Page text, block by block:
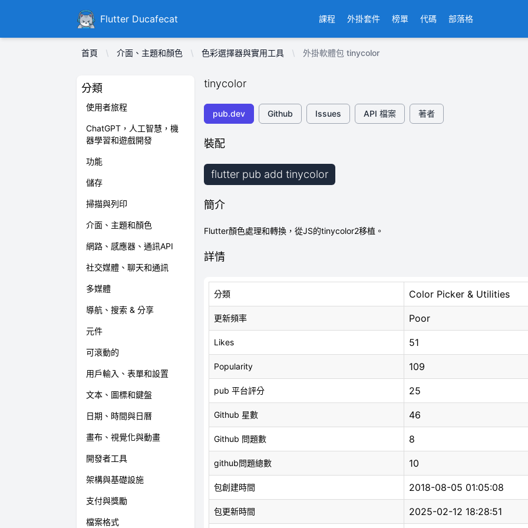
DucafecatFlutter Ducafecat 課程 外掛套件 榜單 代碼 部落格
首頁 介面、主題和顏色 色彩選擇器與實用工具 外掛軟體包 tinycolor
分類
使用者旅程
ChatGPT，人工智慧，機
器學習和遊戲開發
功能
儲存
掃描與列印
介面、主題和顏色
網路、感應器、通訊API
社交媒體、聊天和通訊
多媒體
導航、搜索 & 分享
元件
可滾動的
用戶輸入、表單和設置
文本、圖標和鍵盤
日期、時間與日曆
畫布、視覺化與動畫
開發者工具
架構與基礎設施
支付與獎勵
檔案格式
tinycolor
pub.dev Github Issues API 檔案 著者
裝配
flutter pub add tinycolor
簡介
Flutter顏色處理和轉換，從JS的tinycolor2移植。
詳情
分類 Color Picker & Utilities
更新頻率 Poor
Likes 51
Popularity 109
pub 平台評分 25
Github 星數 46
Github 問題數 8
github問題總數 10
包創建時間 2018-08-05 01:05:08
包更新時間 2025-02-12 18:28:51